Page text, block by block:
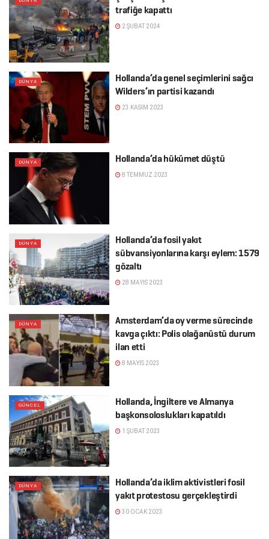
trafiğe kapattı
2 ŞUBAT 2024
DÜNYA
Hollanda’da genel seçimlerini sağcı
Wilders’ın partisi kazandı
23 KASIM 2023
DÜNYA Hollanda’da hükümet düştü
8 TEMMUZ 2023
DÜNYA
Hollanda’da fosil yakıt
sübvansiyonlarına karşı eylem: 1579
gözaltı
28 MAYIS 2023
DÜNYA
Amsterdam’da oy verme sürecinde
kavga çıktı: Polis olağanüstü durum
ilan etti
8 MAYIS 2023
GÜNCEL
Hollanda, İngiltere ve Almanya
başkonsoloslukları kapatıldı
1 ŞUBAT 2023
DÜNYA
Hollanda’da iklim aktivistleri fosil
yakıt protestosu gerçekleştirdi
30 OCAK 2023